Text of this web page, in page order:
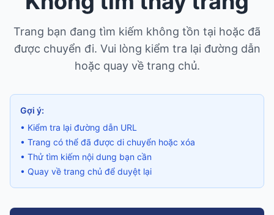
Trang bạn đang tìm kiếm không tồn tại hoặc đã
được chuyển đi. Vui lòng kiểm tra lại đường dẫn
hoặc quay về trang chủ.
Gợi ý:
• Kiểm tra lại đường dẫn URL
• Trang có thể đã được di chuyển hoặc xóa
• Thử tìm kiếm nội dung bạn cần
• Quay về trang chủ để duyệt lại